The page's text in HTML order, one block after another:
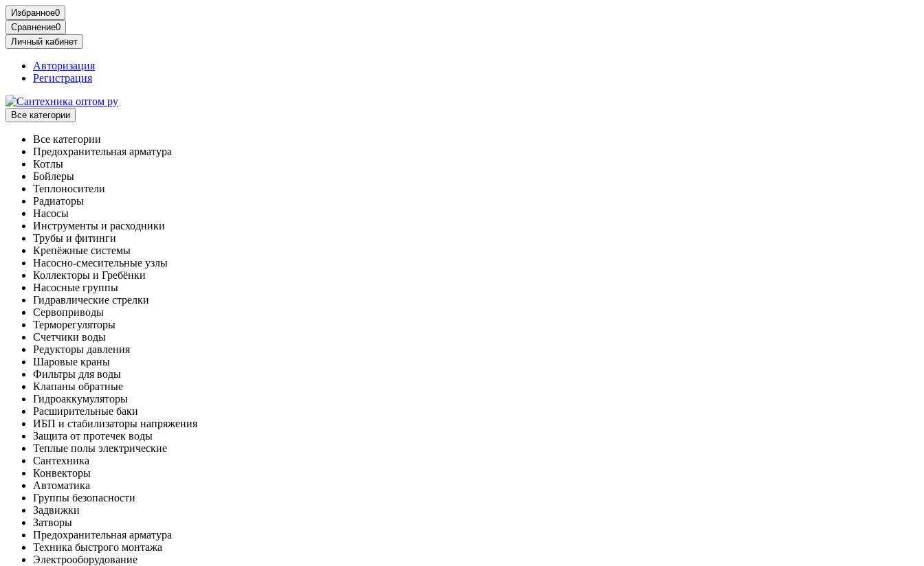
Избранное0
Сравнение0
Личный кабинет
Авторизация
Регистрация
Все категории
Все категории
Предохранительная арматура
Котлы
Бойлеры
Теплоносители
Радиаторы
Насосы
Инструменты и расходники
Трубы и фитинги
Крепёжные системы
Насосно-смесительные узлы
Коллекторы и Гребёнки
Насосные группы
Гидравлические стрелки
Сервоприводы
Терморегуляторы
Счетчики воды
Редукторы давления
Шаровые краны
Фильтры для воды
Клапаны обратные
Гидроаккумуляторы
Расширительные баки
ИБП и стабилизаторы напряжения
Защита от протечек воды
Теплые полы электрические
Сантехника
Конвекторы
Автоматика
Группы безопасности
Задвижки
Затворы
Предохранительная арматура
Техника быстрого монтажа
Электрооборудование